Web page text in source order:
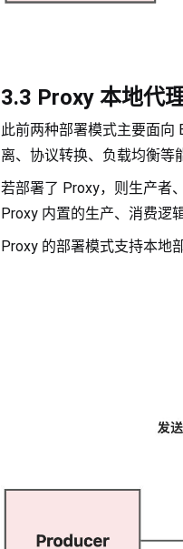
3.3 Proxy 本地代
此前两种部署模式主要面向
离、协议转换、负载均衡等
若部署了 Proxy，则生产者
Proxy 内置的生产、消费逻
Proxy 的部署模式支持本地